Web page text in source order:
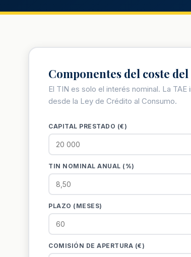
Componentes del coste
El TIN es solo el interés nominal. La
desde la Ley de Crédito al Consumo.
CAPITAL PRESTADO (€)
TIN NOMINAL ANUAL (%)
PLAZO (MESES)
COMISIÓN DE APERTURA (€)